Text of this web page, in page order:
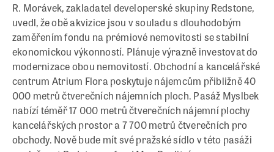
R. Morávek, zakladatel developerské skupiny Redstone,
uvedl, že obě akvizice jsou v souladu s dlouhodobým
zaměřením fondu na prémiové nemovitosti se stabilní
ekonomickou výkonností. Plánuje výrazně investovat do
modernizace obou nemovitostí. Obchodní a kancelářské
centrum Atrium Flora poskytuje nájemcům přibližně 40
000 metrů čtverečních nájemních ploch. Pasáž Myslbek
nabízí téměř 17 000 metrů čtverečních nájemní plochy
kancelářských prostor a 7 700 metrů čtverečních pro
obchody. Nově bude mít své pražské sídlo v této pasáži